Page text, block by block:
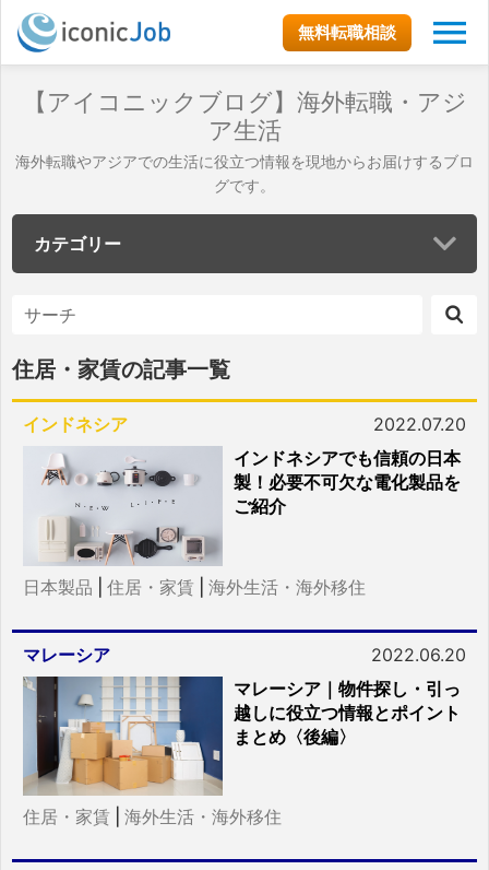
無料転職相談
【アイコニックブログ】海外転職・アジ
ア生活
海外転職やアジアでの生活に役立つ情報を現地からお届けするブロ
グです。
カテゴリー
住居・家賃の記事一覧
インドネシア
2022.07.20
インドネシアでも信頼の日本
製！必要不可欠な電化製品を
ご紹介
日本製品 住居・家賃 海外生活・海外移住
マレーシア
2022.06.20
マレーシア｜物件探し・引っ
越しに役立つ情報とポイント
まとめ〈後編〉
住居・家賃 海外生活・海外移住